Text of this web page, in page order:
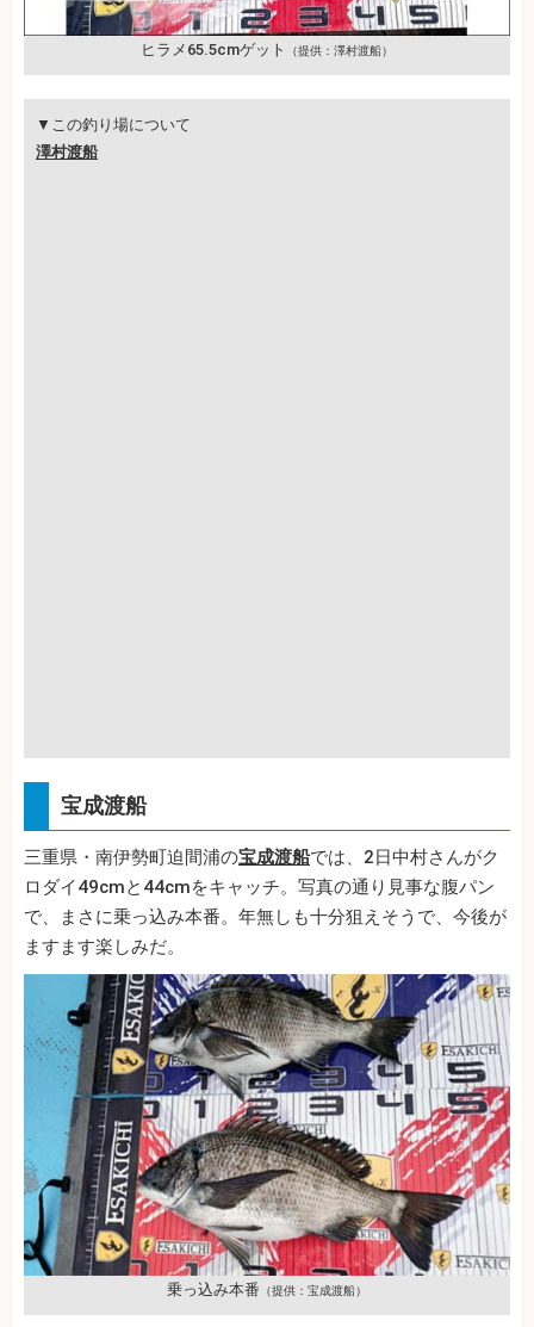
ヒラメ65.5cmゲット （提供：澤村渡船）
▼この釣り場について
澤村渡船
宝成渡船
三重県・南伊勢町迫間浦の宝成渡船では、2日中村さんがク
ロダイ49cmと44cmをキャッチ。写真の通り見事な腹パン
で、まさに乗っ込み本番。年無しも十分狙えそうで、今後が
ますます楽しみだ。
乗っ込み本番 （提供：宝成渡船）